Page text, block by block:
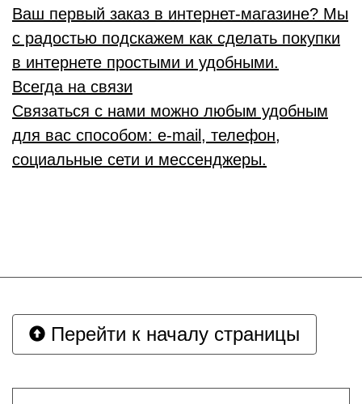
Ваш первый заказ в интернет-магазине? Мы
с радостью подскажем как сделать покупки
в интернете простыми и удобными.
Всегда на связи
Связаться с нами можно любым удобным
для вас способом: e-mail, телефон,
социальные сети и мессенджеры.
Перейти к началу страницы